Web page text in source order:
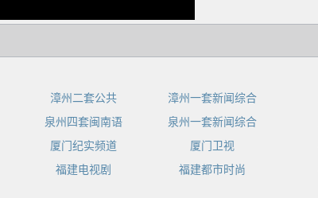
漳州二套公共 漳州一套新闻综合
泉州四套闽南语 泉州一套新闻综合
厦门纪实频道 厦门卫视
福建电视剧 福建都市时尚